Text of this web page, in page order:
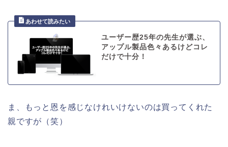
ユーザー歴25年の先生が選ぶ、
アップル製品色々あるけどコレ
だけで十分！
ま、もっと恩を感じなけれいけないのは買ってくれた
親ですが（笑）